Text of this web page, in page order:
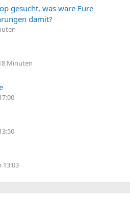
gesucht, was wäre Eure
damit?
Minuten
13:03